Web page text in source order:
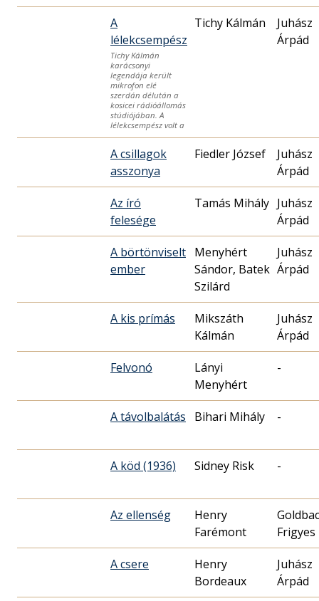
A
lélekcsempész
Tichy Kálmán
karácsonyi
legendája került
mikrofon elé
szerdán délután a
kosicei rádióállomás
stúdiójában. A
lélekcsempész volt a
Tichy Kálmán
Juhász
Árpád
A csillagok
asszonya
Fiedler József
Juhász
Árpád
Az író
felesége
Tamás Mihály Juhász
Árpád
A börtönviselt
ember
Menyhért
Sándor, Batek
Szilárd
Juhász
Árpád
A kis prímás
Mikszáth
Kálmán
Juhász
Árpád
Felvonó
Lányi
Menyhért
-
A távolbalátás Bihari Mihály -
A köd (1936) Sidney Risk -
Az ellenség
Henry
Farémont
Frigyes
A csere
Henry
Bordeaux
Juhász
Árpád